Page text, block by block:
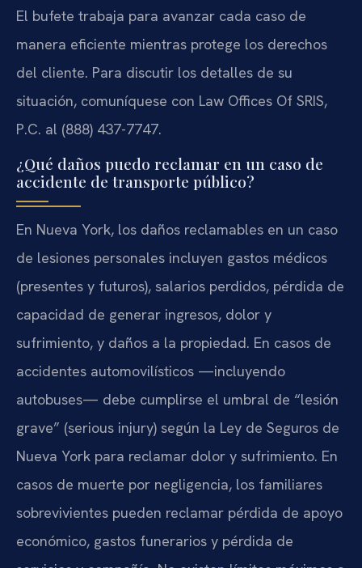
El bufete trabaja para avanzar cada caso de
manera eficiente mientras protege los derechos
del cliente. Para discutir los detalles de su
situación, comuníquese con Law Offices Of SRIS,
P.C. al (888) 437-7747.
¿Qué daños puedo reclamar en un caso de
accidente de transporte público?
En Nueva York, los daños reclamables en un caso
de lesiones personales incluyen gastos médicos
(presentes y futuros), salarios perdidos, pérdida de
capacidad de generar ingresos, dolor y
sufrimiento, y daños a la propiedad. En casos de
accidentes automovilísticos —incluyendo
autobuses— debe cumplirse el umbral de “lesión
grave” (serious injury) según la Ley de Seguros de
Nueva York para reclamar dolor y sufrimiento. En
casos de muerte por negligencia, los familiares
sobrevivientes pueden reclamar pérdida de apoyo
económico, gastos funerarios y pérdida de